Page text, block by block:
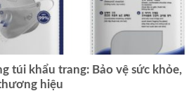
túi khẩu trang: Bảo vệ sức khỏe,
hiệu